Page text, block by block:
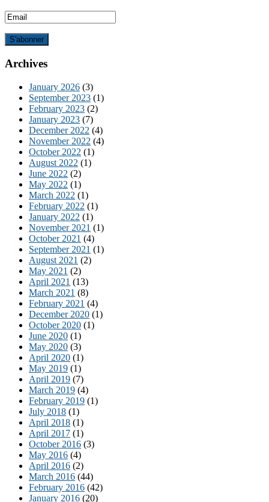
Archives
January 2026 (3)
September 2023 (1)
February 2023 (2)
January 2023 (7)
December 2022 (4)
November 2022 (4)
October 2022 (1)
August 2022 (1)
June 2022 (2)
May 2022 (1)
March 2022 (1)
February 2022 (1)
January 2022 (1)
November 2021 (1)
October 2021 (4)
September 2021 (1)
August 2021 (2)
May 2021 (2)
April 2021 (13)
March 2021 (8)
February 2021 (4)
December 2020 (1)
October 2020 (1)
June 2020 (1)
May 2020 (3)
April 2020 (1)
May 2019 (1)
April 2019 (7)
March 2019 (4)
February 2019 (1)
July 2018 (1)
April 2018 (1)
April 2017 (1)
October 2016 (3)
May 2016 (4)
April 2016 (2)
March 2016 (44)
February 2016 (42)
January 2016 (20)